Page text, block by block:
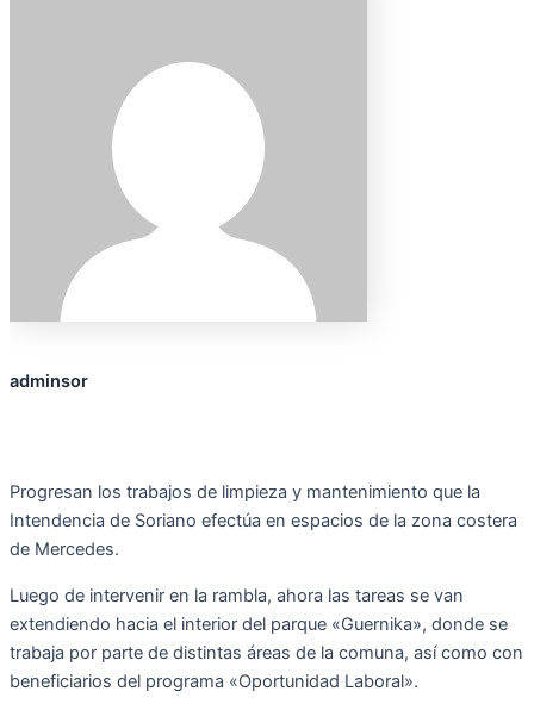
adminsor
Progresan los trabajos de limpieza y mantenimiento que la
Intendencia de Soriano efectúa en espacios de la zona costera
de Mercedes.
Luego de intervenir en la rambla, ahora las tareas se van
extendiendo hacia el interior del parque «Guernika», donde se
trabaja por parte de distintas áreas de la comuna, así como con
beneficiarios del programa «Oportunidad Laboral».